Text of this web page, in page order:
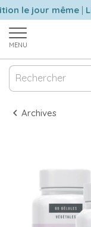
le jour même|
MENU
Archives